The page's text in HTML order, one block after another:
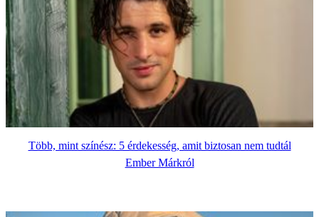
Több, mint színész: 5 érdekesség, amit biztosan nem tudtál
Ember Márkról